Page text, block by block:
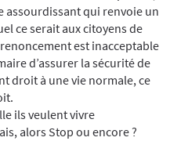
assourdissant qui renvoie un
ce serait aux citoyens de
est inacceptable
d’assurer la sécurité de
droit à une vie normale, ce
ils veulent vivre
alors Stop ou encore ?